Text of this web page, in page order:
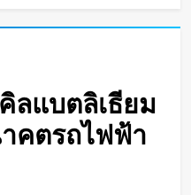
ใช้พลังงานจากคลื่น
และใช้น้ำทะเลช่วย
เครื่องขุดอุ
าะ-ระเบิดหิน เครื่อง
เปิดตัว Weather
ลแบตลิเธียม
คตรถไฟฟ้า